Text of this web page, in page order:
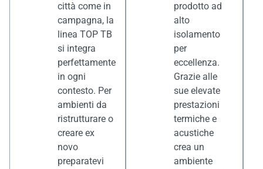
città come in
campagna, la
linea TOP TB
si integra
perfettamente
in ogni
contesto. Per
ambienti da
ristrutturare o
creare ex
novo
preparatevi
prodotto ad
alto
isolamento
per
eccellenza.
Grazie alle
sue elevate
prestazioni
termiche e
acustiche
crea un
ambiente